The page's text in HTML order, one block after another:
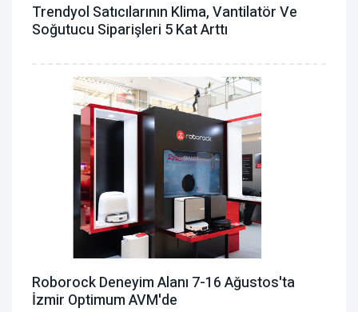
Trendyol Satıcılarının Klima, Vantilatör ‎ve
Soğutucu Siparişleri 5 Kat Arttı
Roborock Deneyim Alanı 7-16 Ağustos'ta
İzmir Optimum AVM'de